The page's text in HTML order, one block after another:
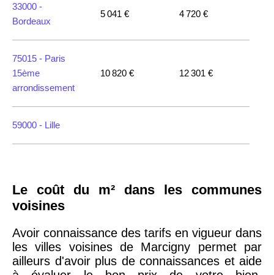
33000 -
Bordeaux
5 041 € 4 720 €
75015 - Paris
15ème
arrondissement
10 820 € 12 301 €
59000 - Lille
75018 -
arrondissement
75020 -Paris
Le coût du m² dans les communes
voisines
Avoir connaissance des tarifs en vigueur dans
les villes voisines de Marcigny permet par
ailleurs d'avoir plus de connaissances et aide